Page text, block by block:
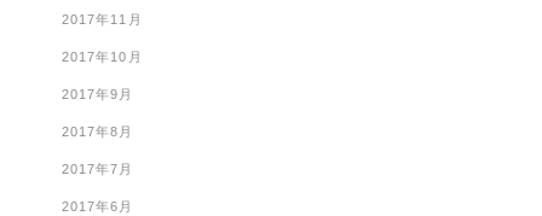
2017年11月
2017年10月
2017年9月
2017年8月
2017年7月
2017年6月